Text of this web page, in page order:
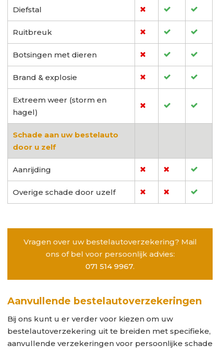
Diefstal
Ruitbreuk
Botsingen met dieren
Brand & explosie
Extreem weer (storm en
hagel)
Schade aan uw bestelauto
door u zelf
Aanrijding
Overige schade door uzelf
Vragen over uw bestelautoverzekering? Mail
ons of bel voor persoonlijk advies:
071 514 9967.
Aanvullende bestelautoverzekeringen
Bij ons kunt u er verder voor kiezen om uw
bestelautoverzekering uit te breiden met specifieke,
aanvullende verzekeringen voor persoonlijke schade